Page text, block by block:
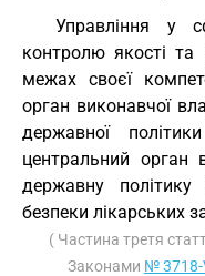
Управління у
контролю якості та
межах своєї
орган виконавчої
державної
центральний орган
державну
безпеки лікарських
( Частина третя
Законами № 3718-